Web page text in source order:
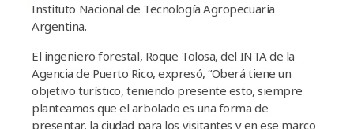
Instituto Nacional de Tecnología Agropecuaria
Argentina.
El ingeniero forestal, Roque Tolosa, del INTA de la
Agencia de Puerto Rico, expresó, “Oberá tiene un
objetivo turístico, teniendo presente esto, siempre
planteamos que el arbolado es una forma de
presentar, la ciudad para los visitantes y en ese marco